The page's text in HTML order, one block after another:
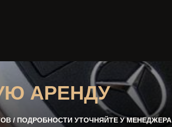
АРЕНДУ
/ ПОДРОБНОСТИ УТОЧНЯЙТЕ У МЕНЕДЖЕРА